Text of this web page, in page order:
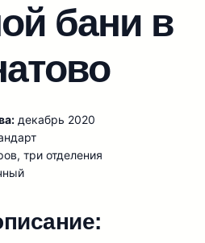
бани в
декабрь 2020
три отделения